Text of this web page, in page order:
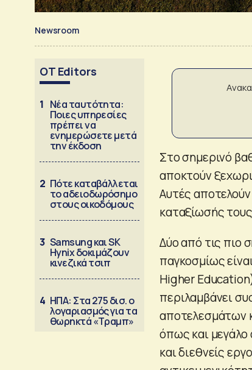
Newsroom
OT Editors
1 Νέα ταυτότητα:
Ποιες υπηρεσίες
πρέπει να
ενημερώσετε μετά
την έκδοση
2 Πότε καταβάλλεται
το αδειοδωρόσημο
στους οικοδόμους
3 Samsung και SK
Hynix δοκιμάζουν
κινεζικά τσιπ
4 ΗΠΑ: Στα 275 δισ. ο
λογαριασμός για τα
θωρηκτά «Τραμπ»
Στο σημερινό
αποκτούν
Αυτές
καταξίωσής
Δύο από τις πιο
παγκοσμίως
Higher
περιλαμβάνει
αποτελεσμάτων
όπως και
και διεθνείς